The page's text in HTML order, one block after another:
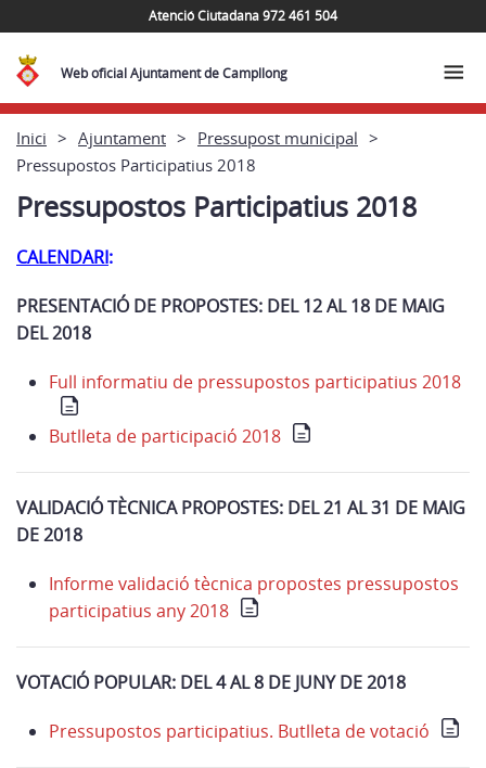
Atenció Ciutadana 972 461 504
Web oficial Ajuntament de Campllong
Inici Ajuntament
Pressupost municipal
Pressupostos Participatius 2018
Pressupostos Participatius 2018
CALENDARI:
PRESENTACIÓ DE PROPOSTES: DEL 12 AL 18 DE MAIG
DEL 2018
Full informatiu de pressupostos participatius 2018
Butlleta de participació 2018
VALIDACIÓ TÈCNICA PROPOSTES: DEL 21 AL 31 DE MAIG
DE 2018
Informe validació tècnica propostes pressupostos
participatius any 2018
VOTACIÓ POPULAR: DEL 4 AL 8 DE JUNY DE 2018
Pressupostos participatius. Butlleta de votació